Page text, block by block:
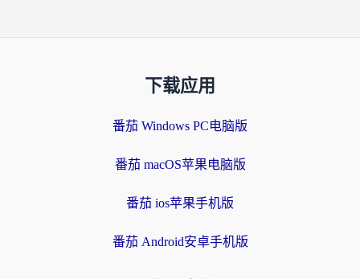
下载应用
番茄 Windows PC电脑版
番茄 macOS苹果电脑版
番茄 ios苹果手机版
番茄 Android安卓手机版